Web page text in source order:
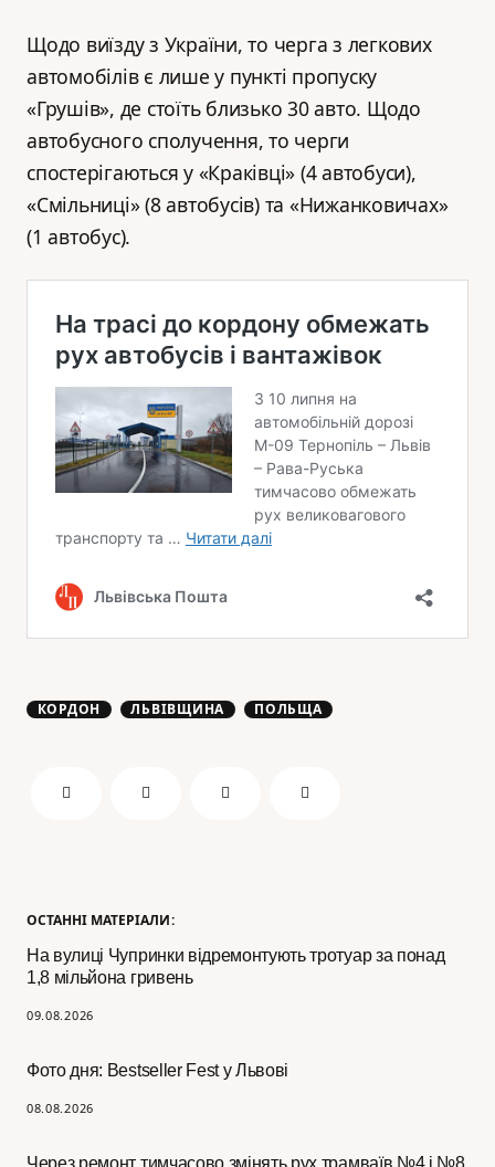
ОСТАННІ МАТЕРІАЛИ:
На вулиці Чупринки відремонтують тротуар за понад
1,8 мільйона гривень
09.08.2026
Фото дня: Bestseller Fest у Львові
08.08.2026
Через ремонт тимчасово змінять рух трамваїв №4 і №8
Щодо виїзду з України, то черга з легкових
автомобілів є лише у пункті пропуску
«Грушів», де стоїть близько 30 авто. Щодо
автобусного сполучення, то черги
спостерігаються у «Краківці» (4 автобуси),
«Смільниці» (8 автобусів) та «Нижанковичах»
(1 автобус).
КОРДОН ЛЬВІВЩИНА ПОЛЬЩА